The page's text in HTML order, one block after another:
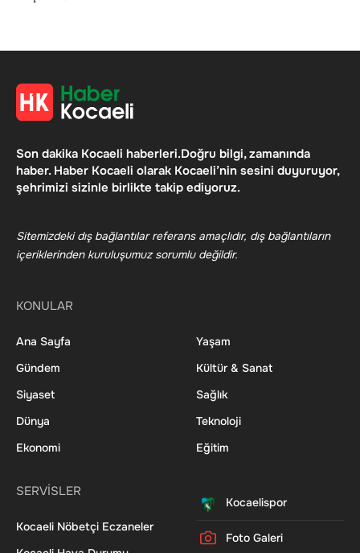
Son dakika Kocaeli haberleri.Doğru bilgi, zamanında
haber. Haber Kocaeli olarak Kocaeli’nin sesini duyuruyor,
şehrimizi sizinle birlikte takip ediyoruz.
Sitemizdeki dış bağlantılar referans amaçlıdır, dış bağlantıların
içeriklerinden kuruluşumuz sorumlu değildir.
KONULAR
Ana Sayfa
Gündem
Siyaset
Dünya
Ekonomi
Yaşam
Kültür & Sanat
Sağlık
Teknoloji
Eğitim
SERVİSLER
Kocaeli Nöbetçi Eczaneler
Kocaelispor
Foto Galeri